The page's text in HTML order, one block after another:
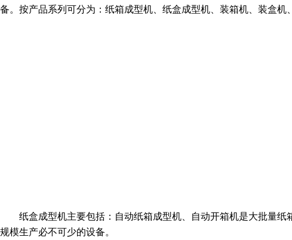
备。按产品系列可分为：纸箱成型机、纸盒成型机、装箱机、装盒
纸盒成型机主要包括：自动纸箱成型机、自动开箱机是大批量
规模生产必不可少的设备。